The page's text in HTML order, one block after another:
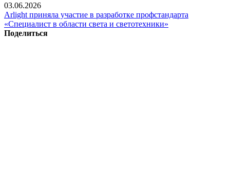
03.06.2026
Arlight приняла участие в разработке профстандарта
«Специалист в области света и светотехники»
Поделиться